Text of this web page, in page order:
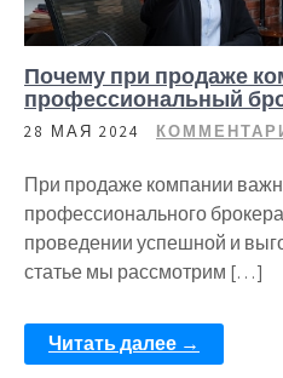
Почему при продаже
профессиональный
28 МАЯ 2024
При продаже компании
профессионального
проведении успешной и
статье мы рассмотрим […]
Читать далее →